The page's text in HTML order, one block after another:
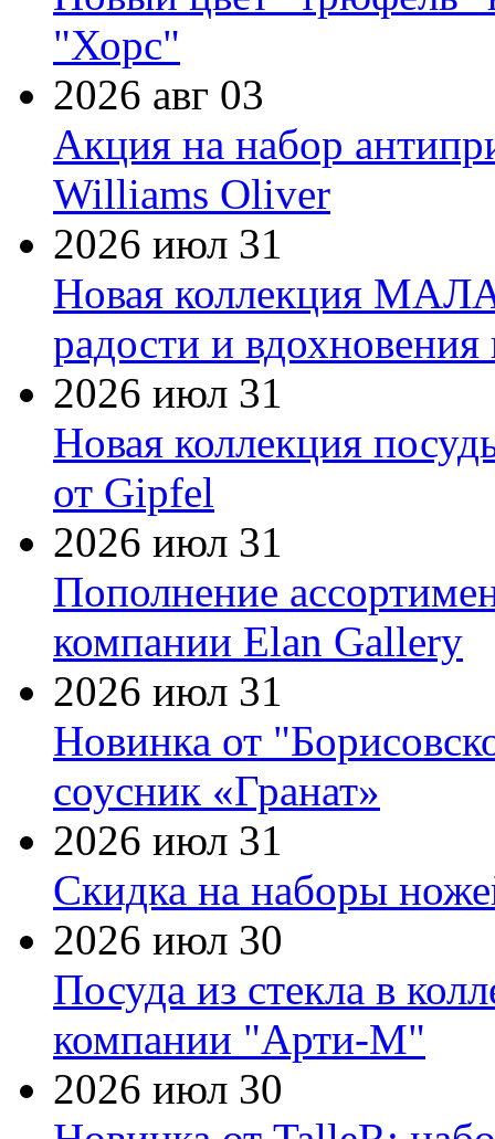
"Хорс"
2026 авг 03
Акция на набор
Williams Oliver
2026 июл 31
Новая коллекция
радости и
2026 июл 31
Новая коллекция
от Gipfel
2026 июл 31
Пополнение
компании Elan Gallery
2026 июл 31
Новинка от
соусник «Гранат»
2026 июл 31
Скидка на наборы
2026 июл 30
Посуда из стекла в
компании "Арти-М"
2026 июл 30